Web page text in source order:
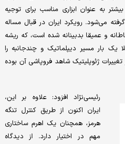
به عنوان ابزاری مناسب برای توجیه
می‌شود. رویکرد ایران در قبال مساله
و عمیقا بدبینانه شده است، که ریشه
یک بار مسیر دیپلماتیک و چندجانبه را
ژئوپلیتیک شاهد فروپاشی آن بوده
رئیسی‌نژاد افزود: علاوه بر این،
ایران اکنون از طریق کنترل تنگه
هرمز، همچنان یک اهرم ساختاری
مهم در اختیار دارد. از دیدگاه